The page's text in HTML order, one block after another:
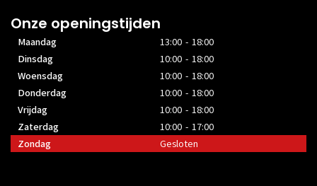
Onze openingstijden
Maandag
13:00 - 18:00
Dinsdag
10:00 - 18:00
Woensdag
10:00 - 18:00
Donderdag
10:00 - 18:00
Vrijdag
10:00 - 18:00
Zaterdag
10:00 - 17:00
Zondag
Gesloten